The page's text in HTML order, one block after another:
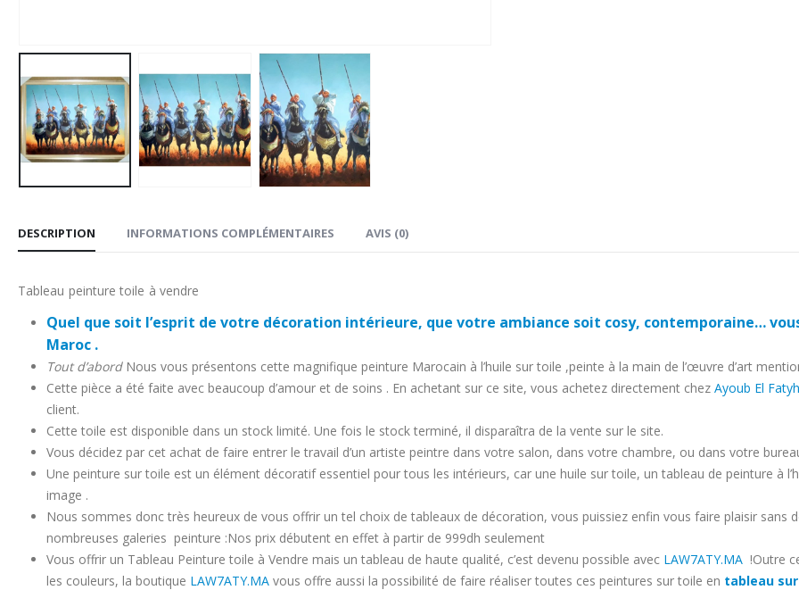
DESCRIPTION INFORMATIONS COMPLÉMENTAIRES AVIS (0)
Tableau peinture toile à vendre
Quel que soit l’esprit de votre décoration intérieure, que votre ambiance soit cosy, contemporaine…
Maroc .
Tout d’abord Nous vous présentons cette magnifique peinture Marocain à l’huile sur toile ,peinte à la main de l’œuvre d’art
Cette pièce a été faite avec beaucoup d’amour et de soins . En achetant sur ce site, vous achetez directement chez Ayoub El
client.
Cette toile est disponible dans un stock limité. Une fois le stock terminé, il disparaîtra de la vente sur le site.
Vous décidez par cet achat de faire entrer le travail d’un artiste peintre dans votre salon, dans votre chambre, ou dans votre
Une peinture sur toile est un élément décoratif essentiel pour tous les intérieurs, car une huile sur toile, un tableau de peinture à
image .
Nous sommes donc très heureux de vous offrir un tel choix de tableaux de décoration, vous puissiez enfin vous faire plaisir sans
nombreuses galeries peinture :Nos prix débutent en effet à partir de 999dh seulement
Vous offrir un Tableau Peinture toile à Vendre mais un tableau de haute qualité, c’est devenu possible avec LAW7ATY.MA !Outre
les couleurs, la boutique LAW7ATY.MA vous offre aussi la possibilité de faire réaliser toutes ces peintures sur toile en tableau